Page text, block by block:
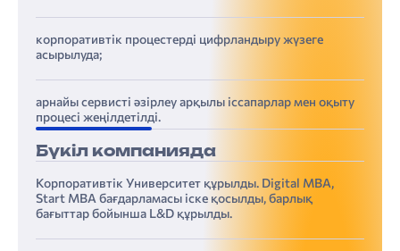
корпоративтік процестерді цифрландыру жүзеге
асырылуда;
арнайы сервисті әзірлеу арқылы іссапарлар мен оқыту
процесі жеңілдетілді.
Бүкіл компанияда
Корпоративтік Университет құрылды. Digital MBA,
Start MBA бағдарламасы іске қосылды, барлық
бағыттар бойынша L&D құрылды.